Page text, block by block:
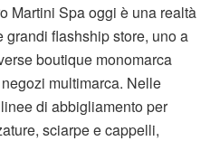
Martini Spa oggi è una realtà
flashship store, uno a
boutique monomarca
multimarca. Nelle
di abbigliamento per
sciarpe e cappelli,